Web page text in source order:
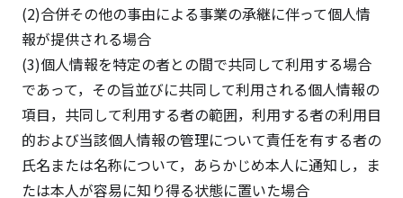
(2)合併その他の事由による事業の承継に伴って個人情
報が提供される場合
(3)個人情報を特定の者との間で共同して利用する場合
であって，その旨並びに共同して利用される個人情報の
項目，共同して利用する者の範囲，利用する者の利用目
的および当該個人情報の管理について責任を有する者の
氏名または名称について，あらかじめ本人に通知し，ま
たは本人が容易に知り得る状態に置いた場合